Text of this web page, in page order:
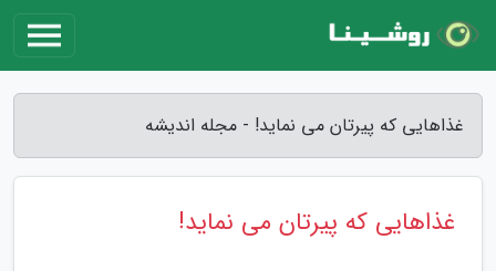
غذاهایی که پیرتان می نماید! - مجله اندیشه
غذاهایی که پیرتان می نماید!